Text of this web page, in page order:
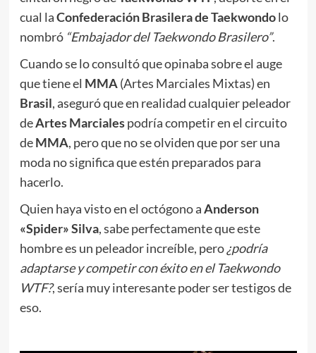
cual laConfederación Brasilera de Taekwondolo
nombró “Embajador del Taekwondo Brasilero”.
Cuando se lo consultó que opinaba sobre el auge
que tiene el MMA(Artes Marciales Mixtas) en
Brasil, aseguró que en realidad cualquier peleador
deArtes Marcialespodría competir en el circuito
deMMA, pero que no se olviden que por ser una
moda no significa que estén preparados para
hacerlo.
Quien haya visto en el octógono aAnderson
«Spider» Silva, sabe perfectamente que este
hombre es un peleador increíble, pero¿podría
adaptarse y competir con éxito en el Taekwondo
WTF?, sería muy interesante poder ser testigos de
eso.